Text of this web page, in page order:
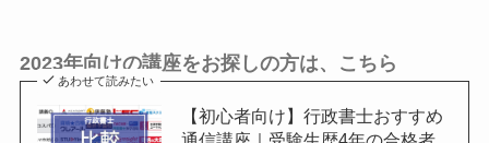
2023年向けの講座をお探しの方は、こちら
あわせて読みたい
【初心者向け】行政書士おすすめ